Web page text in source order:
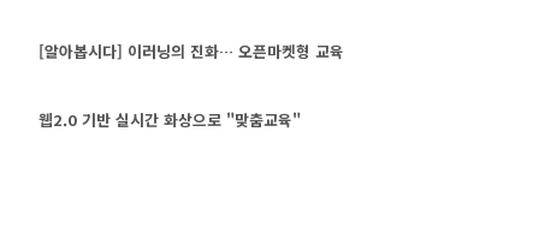
[알아봅시다] 이러닝의 진화… 오픈마켓형 교육
웹2.0 기반 실시간 화상으로 "맞춤교육"